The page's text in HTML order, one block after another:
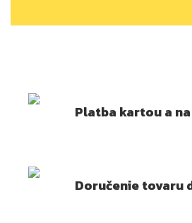
Platba kartou a
Doručenie tovaru